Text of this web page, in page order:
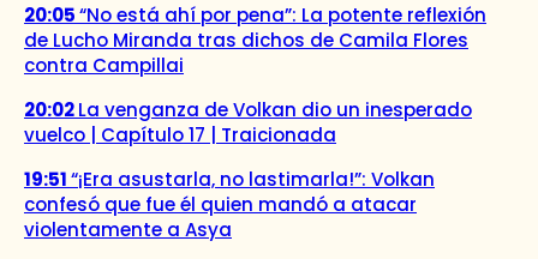
20:05“No está ahí por pena”: La potente reflexión
de Lucho Miranda tras dichos de Camila Flores
contra Campillai
20:02La venganza de Volkan dio un inesperado
vuelco | Capítulo 17 | Traicionada
19:51“¡Era asustarla, no lastimarla!”: Volkan
confesó que fue él quien mandó a atacar
violentamente a Asya